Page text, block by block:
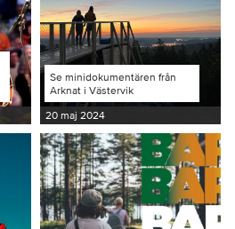
Se minidokumentären från
Arknat i Västervik
20 maj 2024